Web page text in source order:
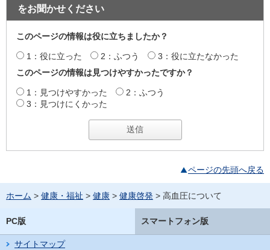
をお聞かせください
このページの情報は役に立ちましたか？
1：役に立った 2：ふつう
3：役に立たなかった
このページの情報は見つけやすかったですか？
1：見つけやすかった
2：ふつう
3：見つけにくかった
ページの先頭へ戻る
ホーム > 健康・福祉 > 健康 > 健康啓発 > 高血圧について
PC版 スマートフォン版
サイトマップ